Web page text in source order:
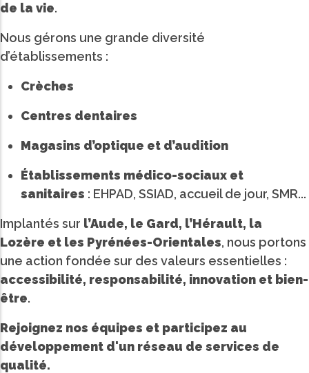
de la vie.
Nous gérons une grande diversité
d’établissements :
Crèches
Centres dentaires
Magasins d’optique et d’audition
Établissements médico-sociaux et
sanitaires : EHPAD, SSIAD, accueil de jour, SMR...
Implantés sur l’Aude, le Gard, l’Hérault, la
Lozère et les Pyrénées-Orientales, nous portons
une action fondée sur des valeurs essentielles :
accessibilité, responsabilité, innovation et bien-
être.
Rejoignez nos équipes et participez au
développement d'un réseau de services de
qualité.